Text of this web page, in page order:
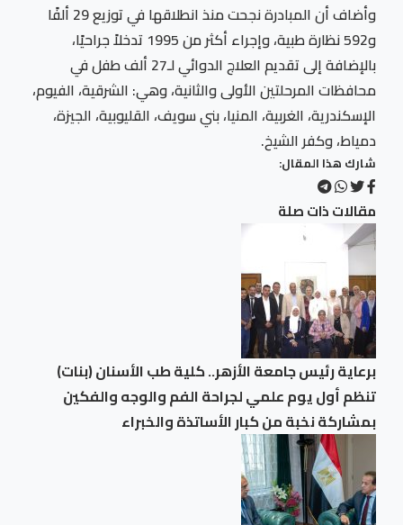
وأضاف أن المبادرة نجحت منذ انطلاقها في توزيع 29 ألفًا
و592 نظارة طبية، وإجراء أكثر من 1995 تدخلاً جراحيًا،
بالإضافة إلى تقديم العلاج الدوائي لـ27 ألف طفل في
محافظات المرحلتين الأولى والثانية، وهي: الشرقية، الفيوم،
الإسكندرية، الغربية، المنيا، بني سويف، القليوبية، الجيزة،
دمياط، وكفر الشيخ.
شارك هذا المقال:
مقالات ذات صلة
برعاية رئيس جامعة الأزهر.. كلية طب الأسنان (بنات)
تنظم أول يوم علمي لجراحة الفم والوجه والفكين
بمشاركة نخبة من كبار الأساتذة والخبراء